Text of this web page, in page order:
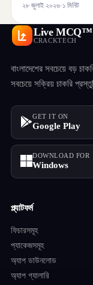
২৮ জুলাই ২০২৬·১ মিনিট
Live MCQ™
CRACKTECH
বাংলাদেশের সবচেয়ে বড়
সবচেয়ে সক্রিয় চাকরি
GET IT ON
Google Play
DOWNLOAD FOR
Windows
প্ল্যাটফর্ম
ফিচারসমূহ
প্যাকেজসমূহ
অ্যাপ ডাউনলোড
অ্যাপ গ্যালারি